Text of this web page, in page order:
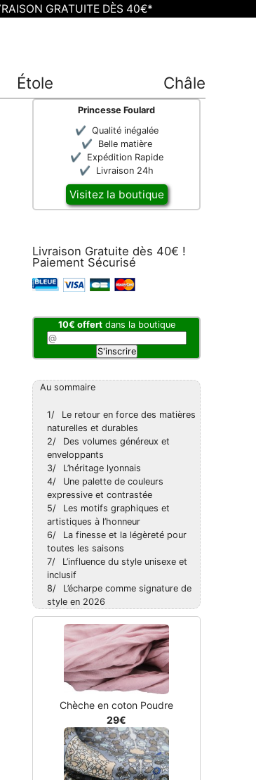
Étole Châle
Princesse Foulard
Qualité inégalée
Belle matière
Expédition Rapide
Livraison 24h
Visitez la boutique
Livraison Gratuite dès 40€ !
Paiement Sécurisé
10€ offertdans la boutique
Au sommaire
1/
Le retour en force des matières
naturelles et durables
2/
Des volumes généreux et
enveloppants
3/
L’héritage lyonnais
4/
Une palette de couleurs
expressive et contrastée
5/
Les motifs graphiques et
artistiques à l’honneur
6/
La finesse et la légèreté pour
toutes les saisons
7/
L’influence du style unisexe et
inclusif
8/
L’écharpe comme signature de
style en 2026
Chèche en coton Poudre
29€
GRATUITE DÈS 40€*